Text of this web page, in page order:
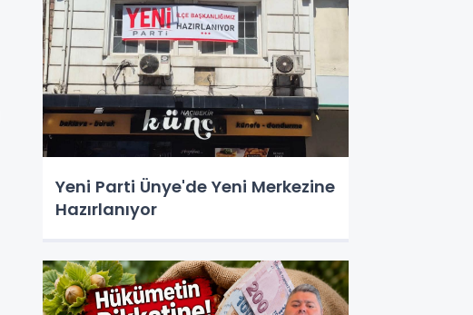
Yeni Parti Ünye'de Yeni Merkezine
Hazırlanıyor